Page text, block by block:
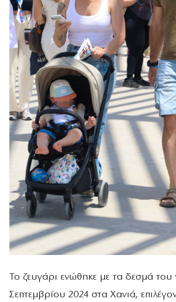
Το ζευγάρι ενώθηκε με τα δεσμά
Σεπτεμβρίου 2024 στα Χανιά,